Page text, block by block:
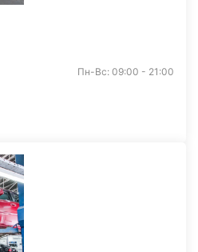
Пн-Вс: 09:00 - 21:00